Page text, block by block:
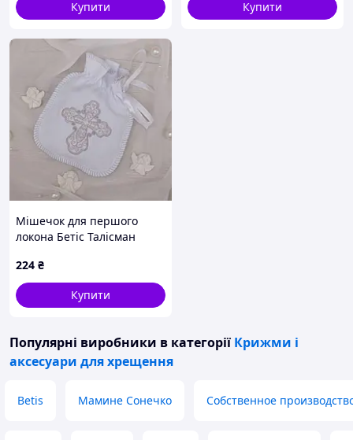
Купити
Купити
Мішечок для першого
локона Бетіс Талісман
срібний 27682416
224 ₴
Купити
Популярні виробники в категорії Крижми і
аксесуари для хрещення
Betis Мамине Сонечко Собственное